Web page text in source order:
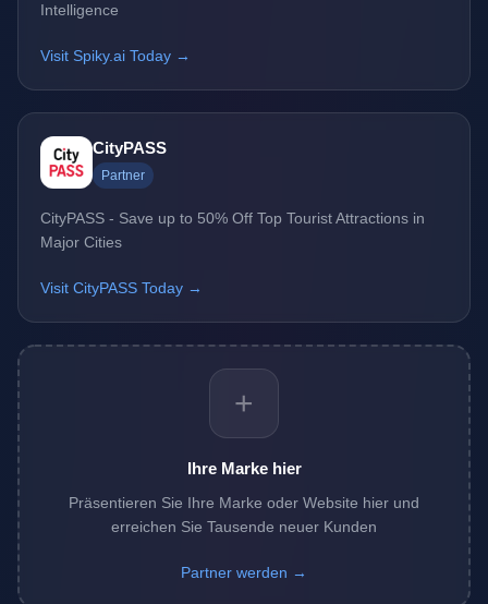
Intelligence
Visit Spiky.ai Today →
CityPASS
Partner
CityPASS - Save up to 50% Off Top Tourist Attractions in
Major Cities
Visit CityPASS Today →
+
Ihre Marke hier
Präsentieren Sie Ihre Marke oder Website hier und
erreichen Sie Tausende neuer Kunden
Partner werden →